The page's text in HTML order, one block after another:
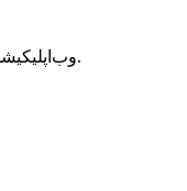
وب‌اپلیکیشن را به صفحه اصلی گوشی‌تان اضافه کنید.